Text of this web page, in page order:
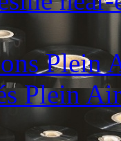
Plein
Plein Air